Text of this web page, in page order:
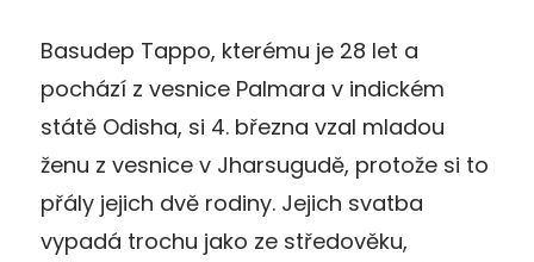
Basudep Tappo, kterému je 28 let a
pochází z vesnice Palmara v indickém
státě Odisha, si 4. března vzal mladou
ženu z vesnice v Jharsugudě, protože si to
přály jejich dvě rodiny. Jejich svatba
vypadá trochu jako ze středověku,